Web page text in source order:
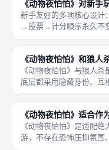
套配件完整
《动物夜怕怕》对新手
新手友好的多项核心设
→投票→计分顺序永久不
线，讲师可以分步拆解教
极小；第二，技能触发边
束强制投
《动物夜怕怕》和狼人
《动物夜怕怕》与狼人
底层都采用隐藏身份、互
程、对抗逻辑到胜负判定
成都桌游玩家上手本作会
适合横向对
《动物夜怕怕》适合作
《动物夜怕怕》是适配
游，不存在恐怖压抑氛围